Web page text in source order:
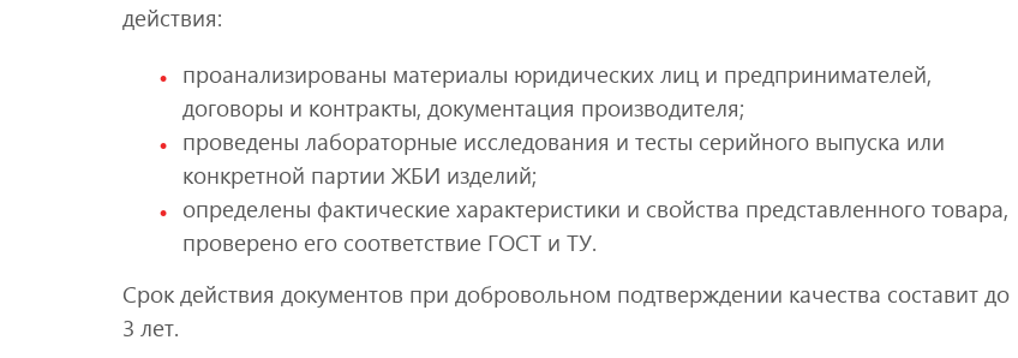
действия:
проанализированы материалы юридических лиц и предпринимателей,
договоры и контракты, документация производителя;
проведены лабораторные исследования и тесты серийного выпуска или
конкретной партии ЖБИ изделий;
определены фактические характеристики и свойства представленного товара,
проверено его соответствие ГОСТ и ТУ.
Срок действия документов при добровольном подтверждении качества составит до
3 лет.